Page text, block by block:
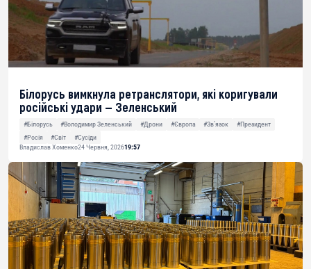
Білорусь вимкнула ретранслятори, які коригували
російські удари — Зеленський
#Білорусь #Володимир Зеленський #Дрони #Європа #Звʼязок
#Президент
#Росія
#Світ
#Сусіди
Владислав Хоменко24 Червня, 202619:57